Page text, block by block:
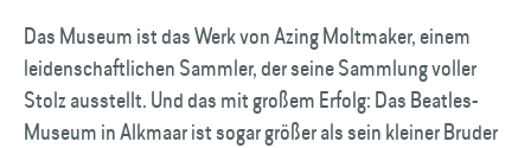
Das Museum ist das Werk von Azing Moltmaker, einem
leidenschaftlichen Sammler, der seine Sammlung voller
Stolz ausstellt. Und das mit großem Erfolg: Das Beatles-
Museum in Alkmaar ist sogar größer als sein kleiner Bruder